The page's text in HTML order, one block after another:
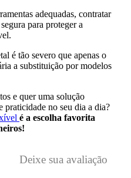
adequadas, contratar
para proteger a
é tão severo que apenas o
a substituição por modelos
e quer uma solução
praticidade no seu dia a dia?
é a escolha favorita
Deixe sua avaliação